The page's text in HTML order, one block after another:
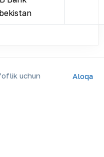
uchun Aloqa